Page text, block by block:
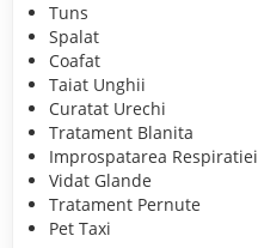
Tuns
Spalat
Coafat
Taiat Unghii
Curatat Urechi
Tratament Blanita
Improspatarea Respiratiei
Vidat Glande
Tratament Pernute
Pet Taxi